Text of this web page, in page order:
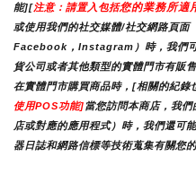
能][注意：請置入包括您的業務所適
或使用我們的社交媒體/社交網路頁面
Facebook，Instagram）時，我們
貨公司或者其他類型的實體門市有販
在實體門市購買商品時，[相關的紀錄
使用POS功能]當您訪問本商店，我
店或對應的應用程式）時，我們還可
器日誌和網路信標等技術蒐集有關您